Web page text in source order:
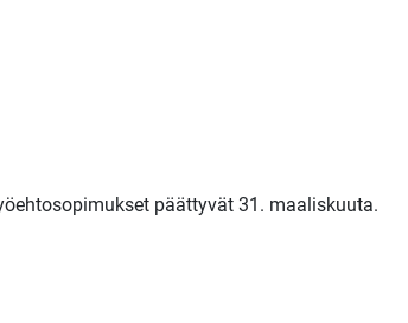
päättyvät 31. maaliskuuta.